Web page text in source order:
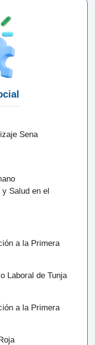
Sena
Salud en el
a la Primera
Laboral de Tunja
a la Primera